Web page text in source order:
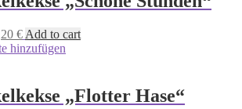
€ Add to cart
hinzufügen
„Flotter Hase“